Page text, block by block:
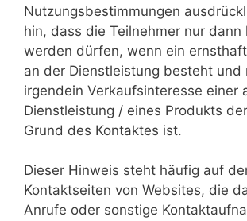
Nutzungsbestimmungen
hin, dass die Teilnehmer nur
werden dürfen, wenn ein
an der Dienstleistung besteht und
irgendein Verkaufsinteresse einer
Dienstleistung / eines Produkts
Grund des Kontaktes ist.
Dieser Hinweis steht häufig auf
Kontaktseiten von Websites, die
Anrufe oder sonstige